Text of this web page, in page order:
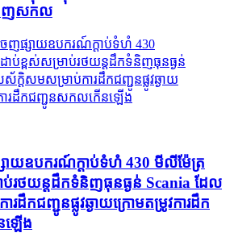
និញសកល
ាយឧបករណ៍ក្ដាប់ទំហំ 430 មីលីម៉ែត្រ
ប់រថយន្តដឹកទំនិញធុនធ្ងន់ Scania ដែល
ដឹកជញ្ជូនផ្លូវឆ្ងាយក្រោមតម្រូវការដឹក
ឡើង